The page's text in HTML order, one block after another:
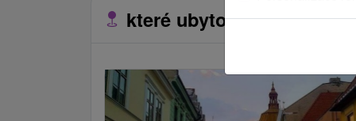
které ubytovací zařízení